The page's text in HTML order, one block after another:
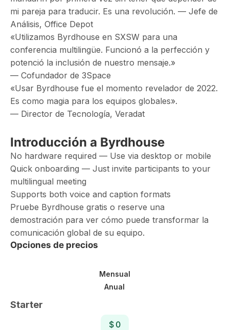
mi pareja para traducir. Es una revolución. — Jefe de
Análisis, Office Depot
«Utilizamos Byrdhouse en SXSW para una
conferencia multilingüe. Funcionó a la perfección y
potenció la inclusión de nuestro mensaje.»
— Cofundador de 3Space
«Usar Byrdhouse fue el momento revelador de 2022.
Es como magia para los equipos globales».
— Director de Tecnología, Veradat
Introducción a Byrdhouse
No hardware required — Use via desktop or mobile
Quick onboarding — Just invite participants to your
multilingual meeting
Supports both voice and caption formats
Pruebe Byrdhouse gratis o reserve una
demostración para ver cómo puede transformar la
comunicación global de su equipo.
Opciones de precios
Mensual
Anual
Starter
$ 0